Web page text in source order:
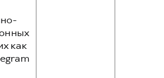
как